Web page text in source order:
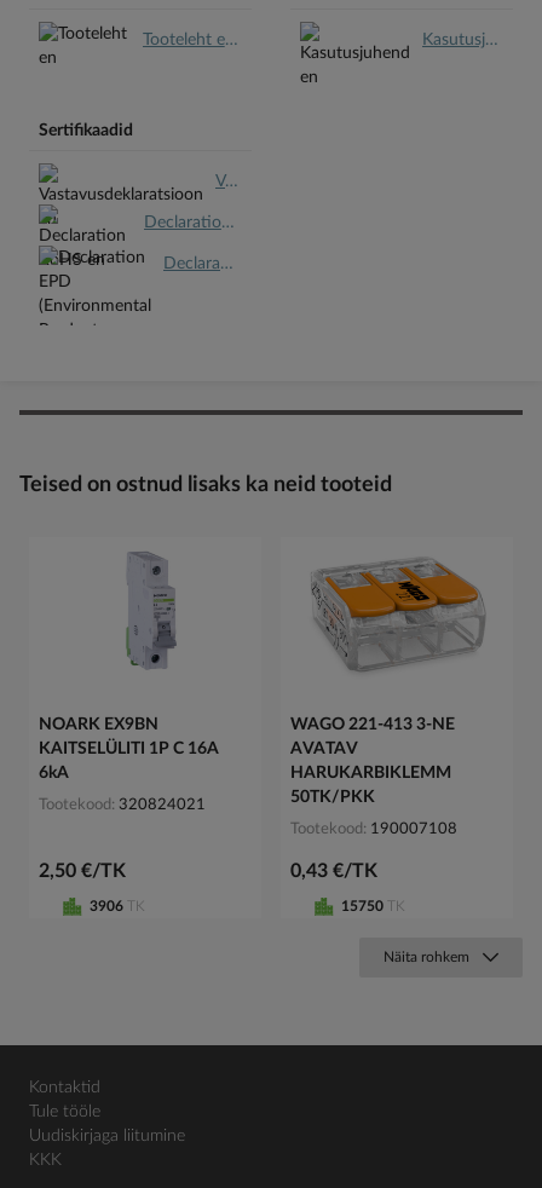
Tooteleht en.pdf Kasutusjuhend en.pdf
Sertifikaadid
Vastavusdeklaratsioon en.pdf
Declaration RoHS en.pdf
Declaration EPD (Environmental Product Declaration) en.pdf
Teised on ostnud lisaks ka neid tooteid
NOARK EX9BN
KAITSELÜLITI 1P C 16A
6kA
Tootekood 320824021
2,50 €/TK
3906 TK
WAGO 221-413 3-NE
AVATAV
HARUKARBIKLEMM
50TK/PKK
Tootekood 190007108
0,43 €/TK
15750 TK
Näita rohkem
Kontaktid
Tule tööle
Uudiskirjaga liitumine
KKK